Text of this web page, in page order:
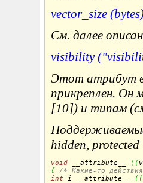
vector_size
См. далее
visibility
Этот атрибут
прикреплен. Он
[10]) и типам
hidden,
void __attribute__ ( (
{
/* Какие-то
int i __attribute__ ( (